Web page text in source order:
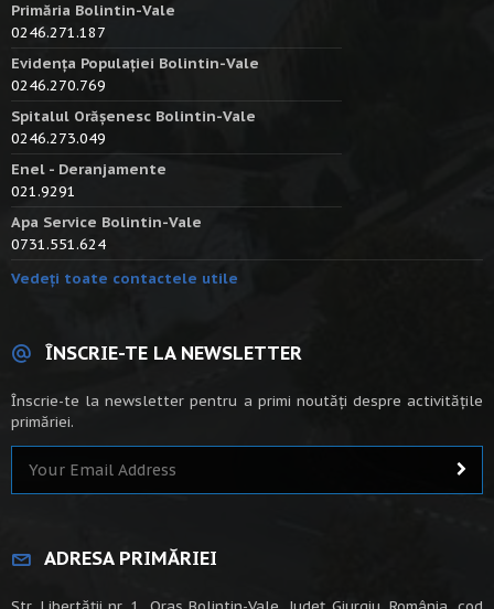
Primăria Bolintin-Vale
0246.271.187
Evidența Populației Bolintin-Vale
0246.270.769
Spitalul Orășenesc Bolintin-Vale
0246.273.049
Enel - Deranjamente
021.9291
Apa Service Bolintin-Vale
0731.551.624
Vedeți toate contactele utile
ÎNSCRIE-TE LA NEWSLETTER
Înscrie-te la newsletter pentru a primi noutăți despre activitățile
primăriei.
ADRESA PRIMĂRIEI